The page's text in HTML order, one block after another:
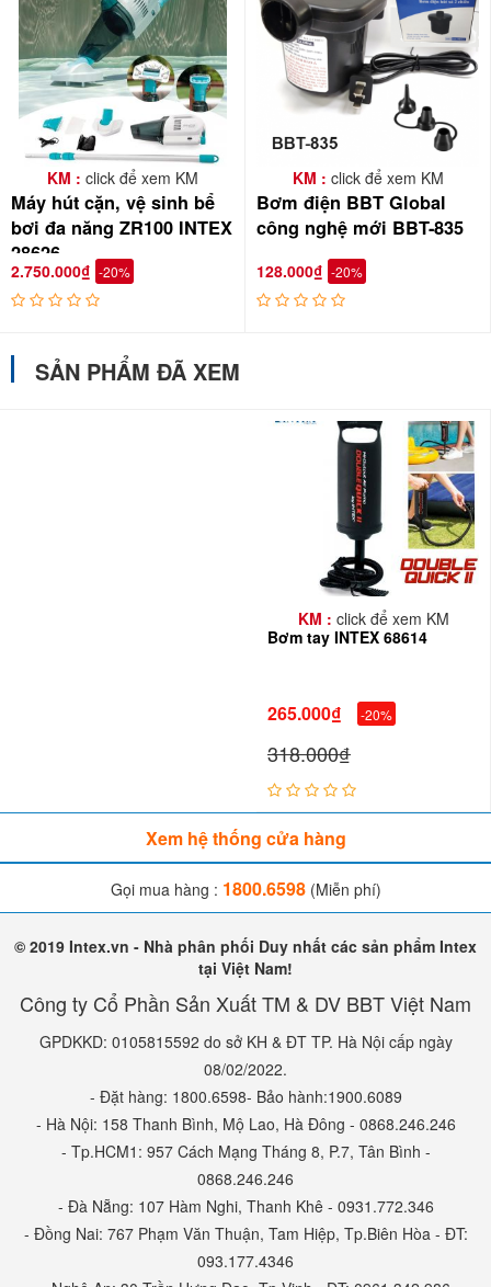
KM : click để xem KM
Máy hút cặn, vệ sinh bể
bơi đa năng ZR100 INTEX
28626
2.750.000₫ -20%
KM : click để xem KM
Bơm điện BBT Global
công nghệ mới BBT-835
128.000₫ -20%
SẢN PHẨM ĐÃ XEM
KM : click để xem KM
Bơm tay INTEX 68614
265.000₫ -20%
318.000₫
Xem hệ thống cửa hàng
Gọi mua hàng : 1800.6598(Miễn phí)
© 2019 Intex.vn - Nhà phân phối Duy nhất các sản phẩm Intex
tại Việt Nam!
Công ty Cổ Phần Sản Xuất TM & DV BBT Việt Nam
GPDKKD: 0105815592 do sở KH & ĐT TP. Hà Nội cấp ngày
08/02/2022.
- Đặt hàng: 1800.6598- Bảo hành:1900.6089
- Hà Nội: 158 Thanh Bình, Mộ Lao, Hà Đông - 0868.246.246
- Tp.HCM1: 957 Cách Mạng Tháng 8, P.7, Tân Bình -
0868.246.246
- Đà Nẵng: 107 Hàm Nghi, Thanh Khê - 0931.772.346
- Đồng Nai: 767 Phạm Văn Thuận, Tam Hiệp, Tp.Biên Hòa - ĐT:
093.177.4346